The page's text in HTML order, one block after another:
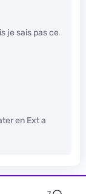
je sais pas ce
en Ext a